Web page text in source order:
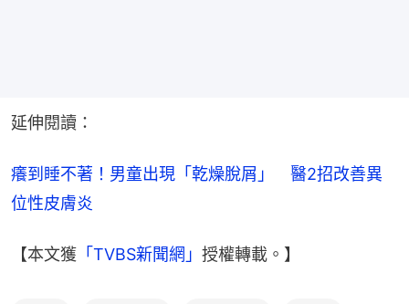
延伸閱讀：
癢到睡不著！男童出現「乾燥脫屑」　醫2招改善異
位性皮膚炎
【本文獲 「TVBS新聞網」 授權轉載。】